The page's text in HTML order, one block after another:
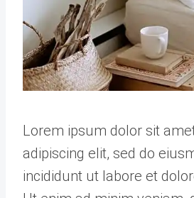
Lorem ipsum dolor sit
adipiscing elit, sed do
incididunt ut labore et